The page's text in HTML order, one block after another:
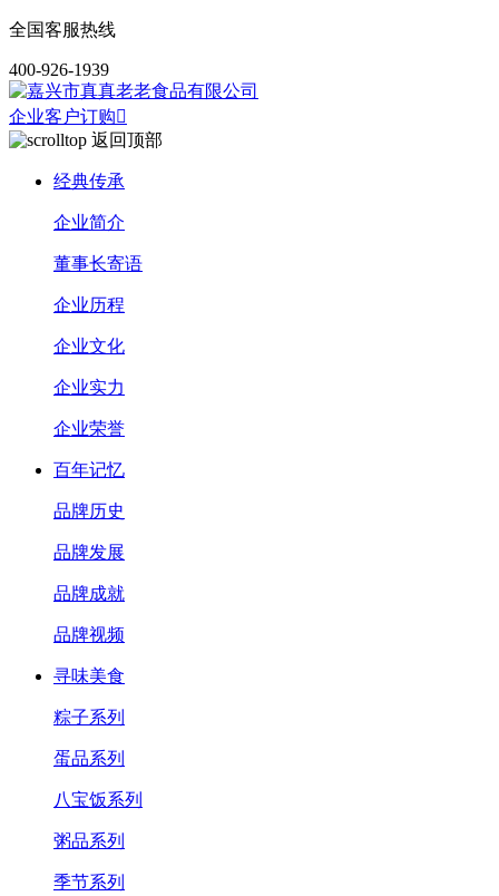
全国客服热线
400-926-1939
企业客户订购
返回顶部
经典传承
企业简介
董事长寄语
企业历程
企业文化
企业实力
企业荣誉
百年记忆
品牌历史
品牌发展
品牌成就
品牌视频
寻味美食
粽子系列
蛋品系列
八宝饭系列
粥品系列
季节系列